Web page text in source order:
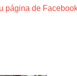
página de